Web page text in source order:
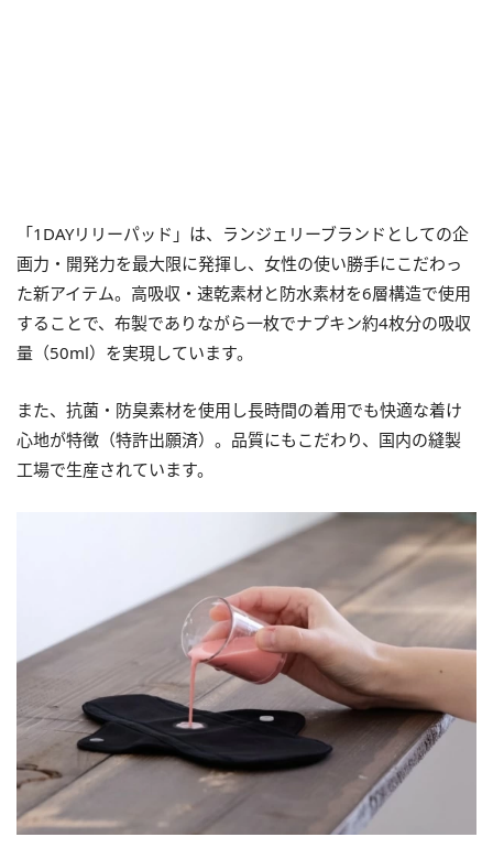
「1DAYリリーパッド」は、ランジェリーブランドとしての企
画力・開発力を最大限に発揮し、女性の使い勝手にこだわっ
た新アイテム。高吸収・速乾素材と防水素材を6層構造で使用
することで、布製でありながら一枚でナプキン約4枚分の吸収
量（50ml）を実現しています。
また、抗菌・防臭素材を使用し長時間の着用でも快適な着け
心地が特徴（特許出願済）。品質にもこだわり、国内の縫製
工場で生産されています。